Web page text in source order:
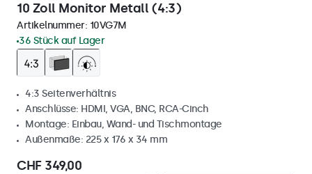
10 Zoll Monitor Metall (4:3)
Artikelnummer: 10VG7M
36 Stück auf Lager
4:3 Seitenverhältnis
Anschlüsse: HDMI, VGA, BNC, RCA-Cinch
Montage: Einbau, Wand- und Tischmontage
Außenmaße: 225 x 176 x 34 mm
CHF 349,00